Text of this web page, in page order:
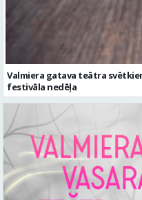
Valmiera gatava teātra
festivāla nedēļa